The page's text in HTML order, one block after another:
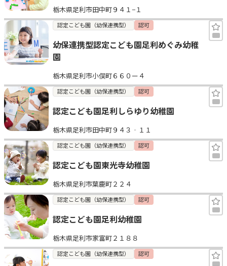
見学日記
メッセージ
おすすめの園
エンクルの特徴と活用方法
コラム
お知らせ
栃木県足利市田中町９４１−１
認定こども園（幼保連携型） 認可
幼保連携型認定こども園足利めぐみ幼稚
園
栃木県足利市小俣町６６０ー４
認定こども園（幼保連携型） 認可
認定こども園足利しらゆり幼稚園
栃木県足利市田中町９４３‐１１
認定こども園（幼保連携型） 認可
認定こども園東光寺幼稚園
栃木県足利市葉鹿町２２４
認定こども園（幼保連携型） 認可
認定こども園足利幼稚園
栃木県足利市家富町２１８８
認定こども園（幼保連携型） 認可